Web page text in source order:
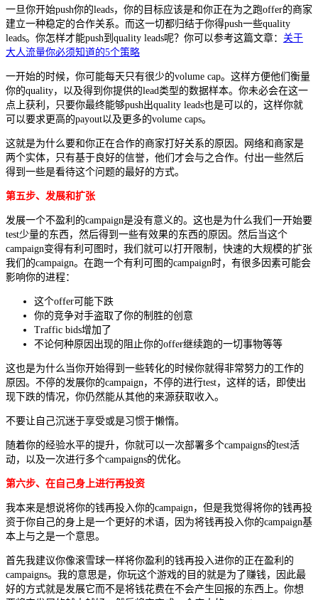
一旦你开始push你的leads，你的目标应该是和你正在为之跑offer的商家
建立一种稳定的合作关系。而这一切都归结于你得push一些quality
leads。你怎样才能push到quality leads呢？你可以参考这篇文章： 关于
大人流量你必须知道的5个策略
一开始的时候，你可能每天只有很少的volume cap。这样方便他们衡量
你的quality，以及得到你提供的lead类型的数据样本。你未必会在这一
点上获利，只要你最终能够push出quality leads也是可以的，这样你就
可以要求更高的payout以及更多的volume caps。
这就是为什么要和你正在合作的商家打好关系的原因。网络和商家是
两个实体，只有基于良好的信誉，他们才会与之合作。付出一些然后
得到一些是看待这个问题的最好的方式。
第五步、发展和扩张
发展一个不盈利的campaign是没有意义的。这也是为什么我们一开始要
test少量的东西，然后得到一些有效果的东西的原因。然后当这个
campaign变得有利可图时，我们就可以打开限制，快速的大规模的扩张
我们的campaign。在跑一个有利可图的campaign时，有很多因素可能会
影响你的进程：
这个offer可能下跌
你的竞争对手盗取了你的制胜的创意
Traffic bids增加了
不论何种原因出现的阻止你的offer继续跑的一切事物等等
这也是为什么当你开始得到一些转化的时候你就得非常努力的工作的
原因。不停的发展你的campaign，不停的进行test，这样的话，即使出
现下跌的情况，你仍然能从其他的来源获取收入。
不要让自己沉迷于享受或是习惯于懒惰。
随着你的经验水平的提升，你就可以一次部署多个campaigns的test活
动，以及一次进行多个campaigns的优化。
第六步、在自己身上进行再投资
我本来是想说将你的钱再投入你的campaign，但是我觉得将你的钱再投
资于你自己的身上是一个更好的术语，因为将钱再投入你的campaign基
本上与之是一个意思。
首先我建议你像滚雪球一样将你盈利的钱再投入进你的正在盈利的
campaigns。我的意思是，你玩这个游戏的目的就是为了赚钱，因此最
好的方式就是发展它而不是将钱花费在不会产生回报的东西上。你想